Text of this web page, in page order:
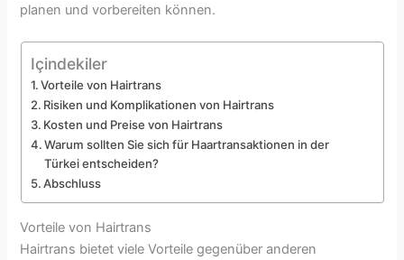
planen und vorbereiten können.
Içindekiler
Vorteile von Hairtrans
Risiken und Komplikationen von Hairtrans
Kosten und Preise von Hairtrans
Warum sollten Sie sich für Haartransaktionen in der
Türkei entscheiden?
Abschluss
Vorteile von Hairtrans
Hairtrans bietet viele Vorteile gegenüber anderen